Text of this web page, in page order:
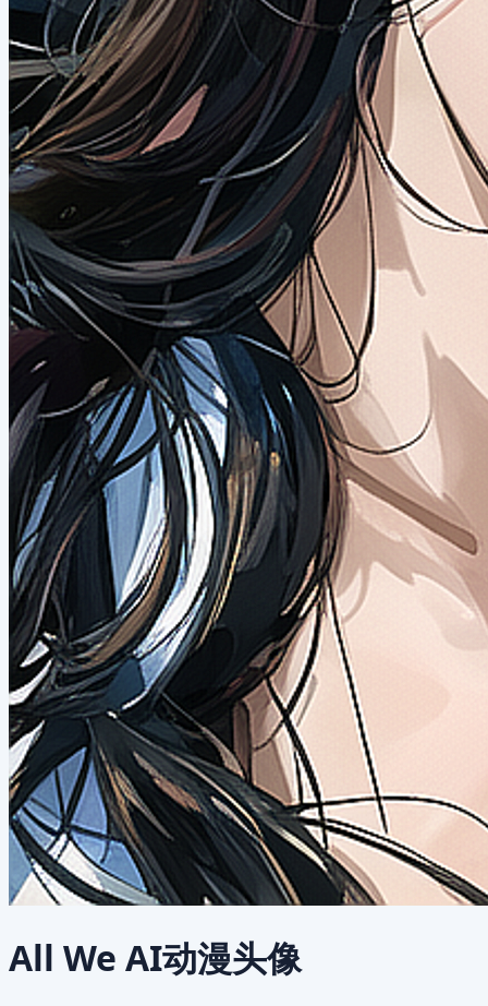
All We AI动漫头像